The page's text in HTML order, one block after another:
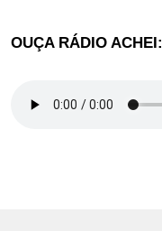
OUÇA RÁDIO ACHEI: